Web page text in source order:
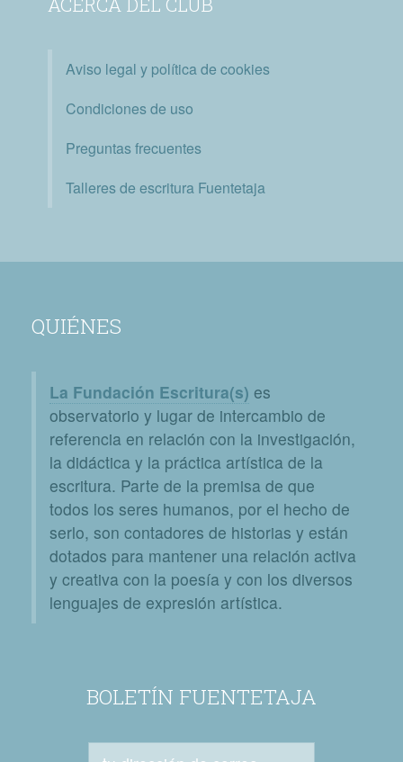
Aviso legal y política de cookies
Condiciones de uso
Preguntas frecuentes
Talleres de escritura Fuentetaja
QUIÉNES
La Fundación Escritura(s) es
observatorio y lugar de intercambio de
referencia en relación con la investigación,
la didáctica y la práctica artística de la
escritura. Parte de la premisa de que
todos los seres humanos, por el hecho de
serlo, son contadores de historias y están
dotados para mantener una relación activa
y creativa con la poesía y con los diversos
lenguajes de expresión artística.
BOLETÍN FUENTETAJA